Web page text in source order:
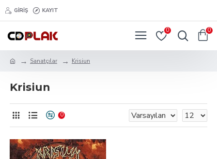
GIRIŞ KAYIT
0 0
Sanatçılar Krisiun
Krisiun
0